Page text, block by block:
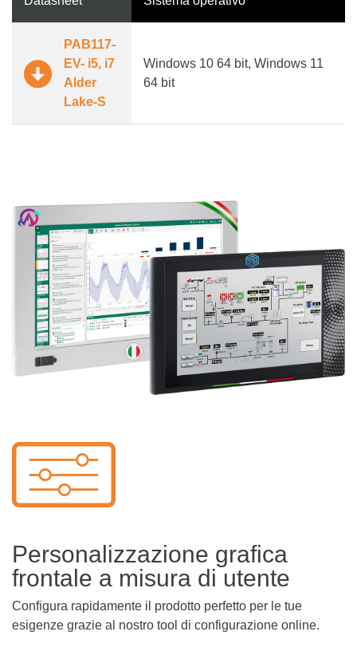
PAB117-
EV- i5, i7
Alder
Lake-S
Windows 10 64 bit, Windows 11
64 bit
Personalizzazione grafica
frontale a misura di utente
Configura rapidamente il prodotto perfetto per le tue
esigenze grazie al nostro tool di configurazione online.